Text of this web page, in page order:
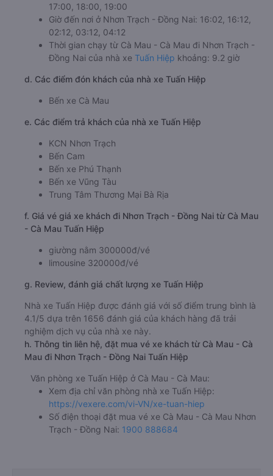
17:00, 18:00, 19:00
Giờ đến nơi ở Nhơn Trạch - Đồng Nai: 16:02, 16:12,
02:12, 03:12, 04:12
Thời gian chạy từ Cà Mau - Cà Mau đi Nhơn Trạch -
Đồng Nai của nhà xe Tuấn Hiệp khoảng: 9.2 giờ
d. Các điểm đón khách của nhà xe Tuấn Hiệp
Bến xe Cà Mau
e. Các điểm trả khách của nhà xe Tuấn Hiệp
KCN Nhơn Trạch
Bến Cam
Bến xe Phú Thạnh
Bến xe Vũng Tàu
Trung Tâm Thương Mại Bà Rịa
f. Giá vé giá xe khách đi Nhơn Trạch - Đồng Nai từ Cà Mau
- Cà Mau Tuấn Hiệp
giường nằm 300000đ/vé
limousine 320000đ/vé
g. Review, đánh giá chất lượng xe Tuấn Hiệp
Nhà xe Tuấn Hiệp được đánh giá với số điểm trung bình là
4.1/5 dựa trên 1656 đánh giá của khách hàng đã trải
nghiệm dịch vụ của nhà xe này.
h. Thông tin liên hệ, đặt mua vé xe khách từ Cà Mau - Cà
Mau đi Nhơn Trạch - Đồng Nai Tuấn Hiệp
Văn phòng xe Tuấn Hiệp ở Cà Mau - Cà Mau:
Xem địa chỉ văn phòng nhà xe Tuấn Hiệp:
https://vexere.com/vi-VN/xe-tuan-hiep
Số điện thoại đặt mua vé xe Cà Mau - Cà Mau Nhơn
Trạch - Đồng Nai: 1900 888684